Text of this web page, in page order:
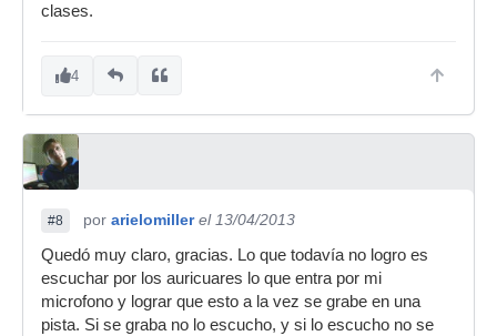
clases.
4
#8 por arielomiller el 13/04/2013
Quedó muy claro, gracias. Lo que todavía no logro es
escuchar por los auricuares lo que entra por mi
microfono y lograr que esto a la vez se grabe en una
pista. Si se graba no lo escucho, y si lo escucho no se